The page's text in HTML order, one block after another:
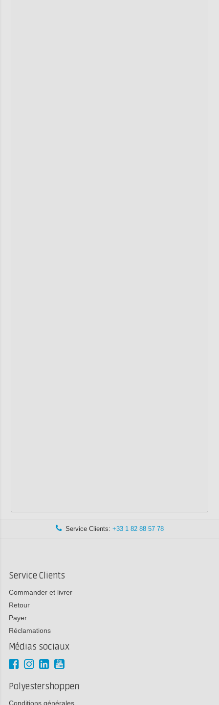
Service Clients: +33 1 82 88 57 78
Service Clients
Commander et livrer
Retour
Payer
Réclamations
Médias sociaux
Polyestershoppen
Conditions générales